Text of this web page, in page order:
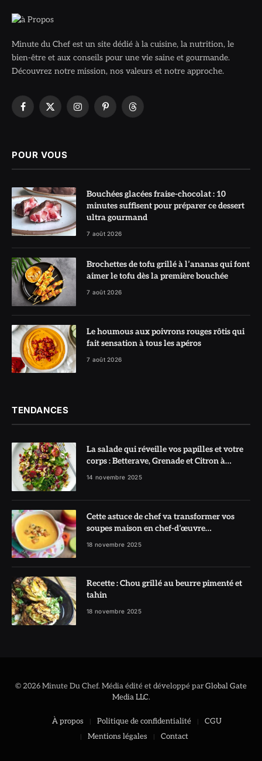
Minute du Chef est un site dédié à la cuisine, la nutrition, le
bien-être et aux conseils pour une vie saine et gourmande.
Découvrez notre mission, nos valeurs et notre approche.
Facebook
X
InstagramPinterestThreads
POUR VOUS
Bouchées glacées fraise-chocolat : 10
minutes suffisent pour préparer ce dessert
ultra gourmand
7 août 2026
Brochettes de tofu grillé à l’ananas qui font
aimer le tofu dès la première bouchée
7 août 2026
Le houmous aux poivrons rouges rôtis qui
fait sensation à tous les apéros
7 août 2026
TENDANCES
La salade qui réveille vos papilles et votre
corps : Betterave, Grenade et Citron à
l’honneur
14 novembre 2025
Cette astuce de chef va transformer vos
soupes maison en chef-d’œuvre
réconfortant
18 novembre 2025
Recette : Chou grillé au beurre pimenté et
tahin
18 novembre 2025
© 2026 Minute Du Chef. Média édité et développé parGlobal Gate
Media LLC.
À propos Politique de confidentialité
CGU
Mentions légales
Contact